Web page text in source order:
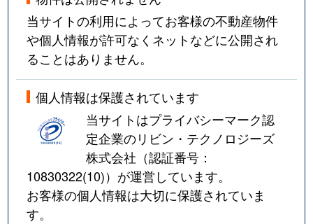
当サイトの利用によってお客様の不動産物件
や個人情報が許可なくネットなどに公開され
ることはありません。
個人情報は保護されています
当サイトはプライバシーマーク認
定企業のリビン・テクノロジーズ
株式会社（認証番号：
10830322(10)）が運営しています。
お客様の個人情報は大切に保護されていま
す。